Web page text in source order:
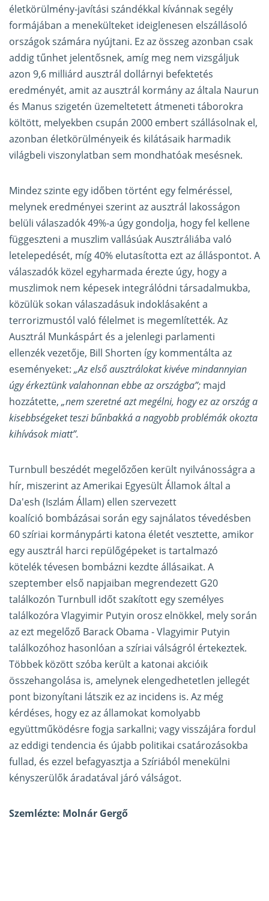
életkörülmény-javítási szándékkal kívánnak segély
formájában a menekülteket ideiglenesen elszállásoló
országok számára nyújtani. Ez az összeg azonban csak
addig tűnhet jelentősnek, amíg meg nem vizsgáljuk
azon 9,6 milliárd ausztrál dollárnyi befektetés
eredményét, amit az ausztrál kormány az általa Naurun
és Manus szigetén üzemeltetett átmeneti táborokra
költött, melyekben csupán 2000 embert szállásolnak el,
azonban életkörülményeik és kilátásaik harmadik
világbeli viszonylatban sem mondhatóak mesésnek.
Mindez szinte egy időben történt egy felméréssel,
melynek eredményei szerint az ausztrál lakosságon
belüli válaszadók 49%-a úgy gondolja, hogy fel kellene
függeszteni a muszlim vallásúak Ausztráliába való
letelepedését, míg 40% elutasította ezt az álláspontot. A
válaszadók közel egyharmada érezte úgy, hogy a
muszlimok nem képesek integrálódni társadalmukba,
közülük sokan válaszadásuk indoklásaként a
terrorizmustól való félelmet is megemlítették. Az
Ausztrál Munkáspárt és a jelenlegi parlamenti
ellenzék vezetője, Bill Shorten így kommentálta az
eseményeket: „Az első ausztrálokat kivéve mindannyian
úgy érkeztünk valahonnan ebbe az országba”; majd
hozzátette, „nem szeretné azt megélni, hogy ez az ország a
kisebbségeket teszi bűnbakká a nagyobb problémák okozta
kihívások miatt”.
Turnbull beszédét megelőzően került nyilvánosságra a
hír, miszerint az Amerikai Egyesült Államok által a
Da'esh (Iszlám Állam) ellen szervezett
koalíció bombázásai során egy sajnálatos tévedésben
60 szíriai kormánypárti katona életét vesztette, amikor
egy ausztrál harci repülőgépeket is tartalmazó
kötelék tévesen bombázni kezdte állásaikat. A
szeptember első napjaiban megrendezett G20
találkozón Turnbull időt szakított egy személyes
találkozóra Vlagyimir Putyin orosz elnökkel, mely során
az ezt megelőző Barack Obama - Vlagyimir Putyin
találkozóhoz hasonlóan a szíriai válságról értekeztek.
Többek között szóba került a katonai akcióik
összehangolása is, amelynek elengedhetetlen jellegét
pont bizonyítani látszik ez az incidens is. Az még
kérdéses, hogy ez az államokat komolyabb
együttműködésre fogja sarkallni; vagy visszájára fordul
az eddigi tendencia és újabb politikai csatározásokba
fullad, és ezzel befagyasztja a Szíriából menekülni
kényszerülők áradatával járó válságot.
Szemlézte: Molnár Gergő